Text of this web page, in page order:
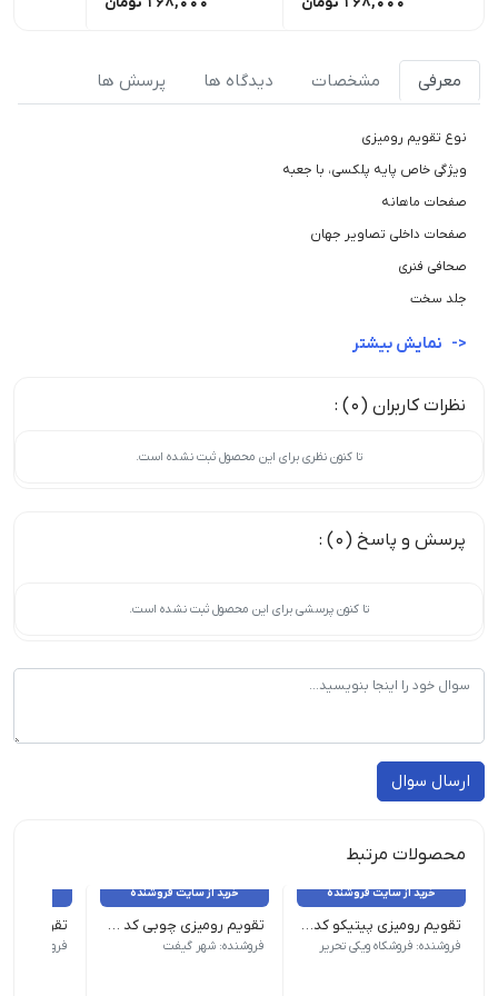
معرفی مشخصات دیدگاه ها پرسش ها
نوع تقویم رومیزی
ویژگی خاص پایه پلکسی، با جعبه
صفحات ماهانه
صفحات داخلی تصاویر جهان
صحافی فنری
جلد سخت
نظرات کاربران (0) :
تا کنون نظری برای این محصول ثبت نشده است.
پرسش و پاسخ (0) :
تا کنون پرسشی برای این محصول ثبت نشده است.
ارسال سوال
محصولات مرتبط
خرید از سایت فروشنده
تقویم رومیزی پیتیکو کد ۷۷۷ وزن 100 گرم طرح رنگ دخترانه| ابعاد 11×13 سایر مشخصات | جلد سخت
فروشنده: فروشکاه ویکی تحریر
خرید از سایت فروشنده
تقویم رومیزی چوبی کد TA-SH71
فروشنده: شهر گیفت
وزن 50 گرم نام محصول| تقویم رو میزی پیتیکو کد 778| ابعاد 12×12| نوع صحافی| فنری
فروشنده: